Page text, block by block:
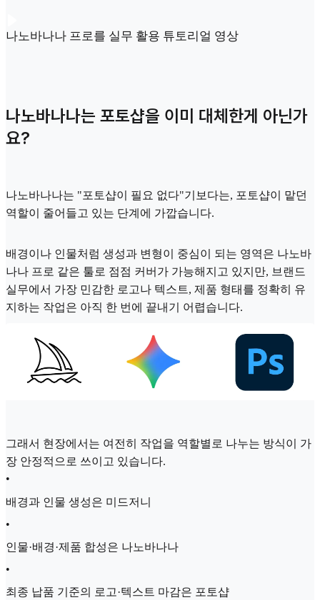
나노바나나 프로를 실무 활용 튜토리얼 영상
나노바나나는 포토샵을 이미 대체한게 아닌가
요?
나노바나나는 "포토샵이 필요 없다"기보다는, 포토샵이 맡던
역할이 줄어들고 있는 단계에 가깝습니다.
배경이나 인물처럼 생성과 변형이 중심이 되는 영역은 나노바
나나 프로 같은 툴로 점점 커버가 가능해지고 있지만, 브랜드
실무에서 가장 민감한 로고나 텍스트, 제품 형태를 정확히 유
지하는 작업은 아직 한 번에 끝내기 어렵습니다.
그래서 현장에서는 여전히 작업을 역할별로 나누는 방식이 가
장 안정적으로 쓰이고 있습니다.
•
배경과 인물 생성은 미드저니
•
인물·배경·제품 합성은 나노바나나
•
최종 납품 기준의 로고·텍스트 마감은 포토샵